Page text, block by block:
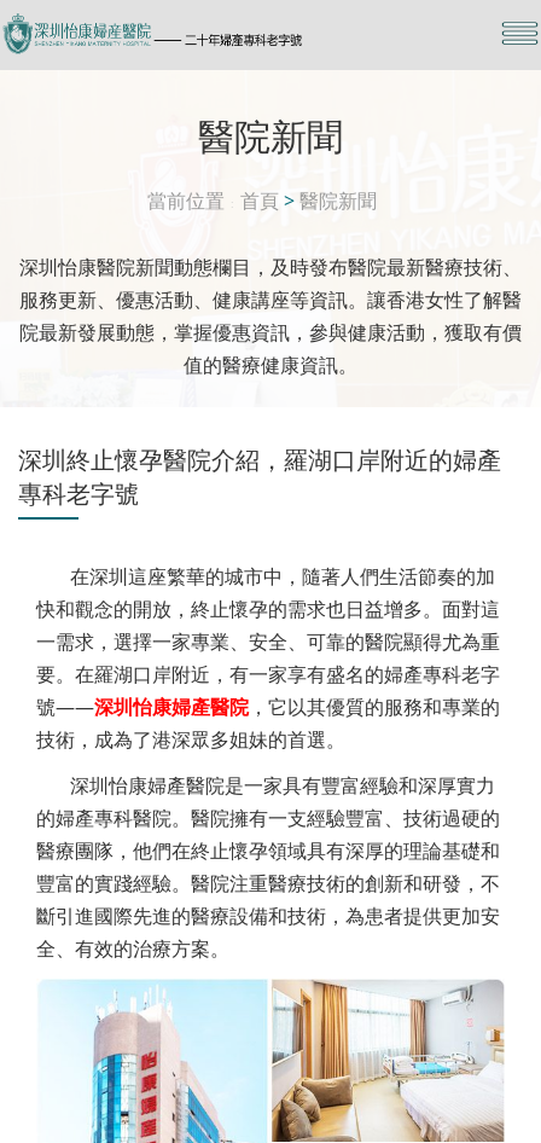
醫院新聞
當前位置 首頁>醫院新聞
深圳怡康醫院新聞動態欄目，及時發布醫院最新醫療技術、
服務更新、優惠活動、健康講座等資訊。讓香港女性了解醫
院最新發展動態，掌握優惠資訊，參與健康活動，獲取有價
值的醫療健康資訊。
深圳終止懷孕醫院介紹，羅湖口岸附近的婦產
專科老字號
在深圳這座繁華的城市中，隨著人們生活節奏的加
快和觀念的開放，終止懷孕的需求也日益增多。面對這
一需求，選擇一家專業、安全、可靠的醫院顯得尤為重
要。在羅湖口岸附近，有一家享有盛名的婦產專科老字
號——深圳怡康婦產醫院，它以其優質的服務和專業的
技術，成為了港深眾多姐妹的首選。
深圳怡康婦產醫院是一家具有豐富經驗和深厚實力
的婦產專科醫院。醫院擁有一支經驗豐富、技術過硬的
醫療團隊，他們在終止懷孕領域具有深厚的理論基礎和
豐富的實踐經驗。醫院注重醫療技術的創新和研發，不
斷引進國際先進的醫療設備和技術，為患者提供更加安
全、有效的治療方案。